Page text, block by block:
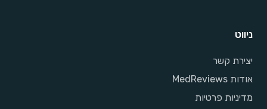
ניווט
יצירת קשר
אודות MedReviews
מדיניות פרטיות